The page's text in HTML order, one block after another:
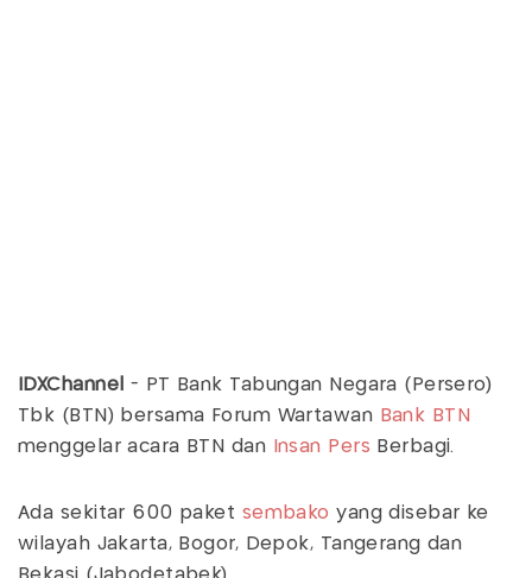
IDXChannel
- PT Bank Tabungan Negara (Persero)
Tbk (BTN) bersama Forum Wartawan Bank BTN
menggelar acara BTN dan
Insan Pers Berbagi.
Ada sekitar 600 paket sembako yang disebar ke
wilayah Jakarta, Bogor, Depok, Tangerang dan